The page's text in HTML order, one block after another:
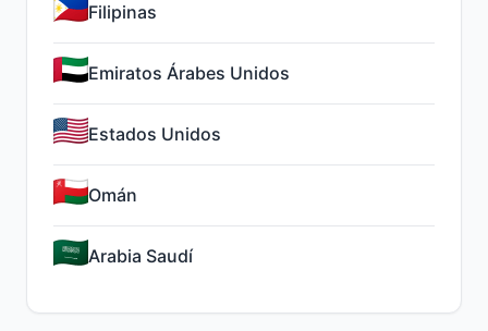
Filipinas
Emiratos Árabes Unidos
Estados Unidos
Omán
Arabia Saudí